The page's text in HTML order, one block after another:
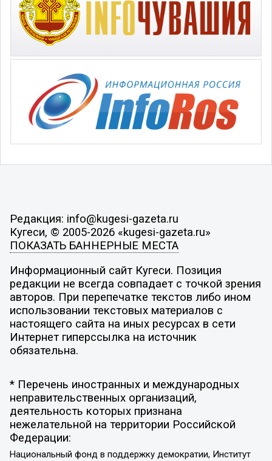
Редакция: info@kugesi-gazeta.ru
Кугеси, © 2005-2026 «kugesi-gazeta.ru»
ПОКАЗАТЬ БАННЕРНЫЕ МЕСТА
Информационный сайт Кугеси. Позиция
редакции не всегда совпадает с точкой зрения
авторов. При перепечатке текстов либо ином
использовании текстовых материалов с
настоящего сайта на иных ресурсах в сети
Интернет гиперссылка на источник
обязательна.
* Перечень иностранных и международных
неправительственных организаций,
деятельность которых признана
нежелательной на территории Российской
Федерации:
Национальный фонд в поддержку демократии, Институт